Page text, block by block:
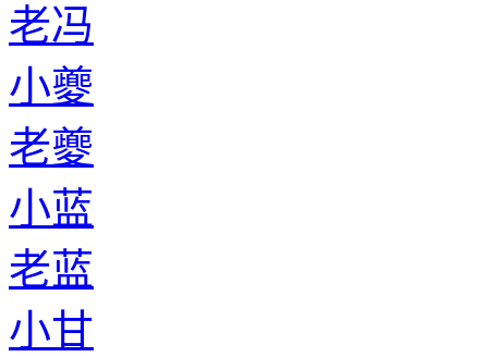
老冯
小夔
老夔
小蓝
老蓝
小甘